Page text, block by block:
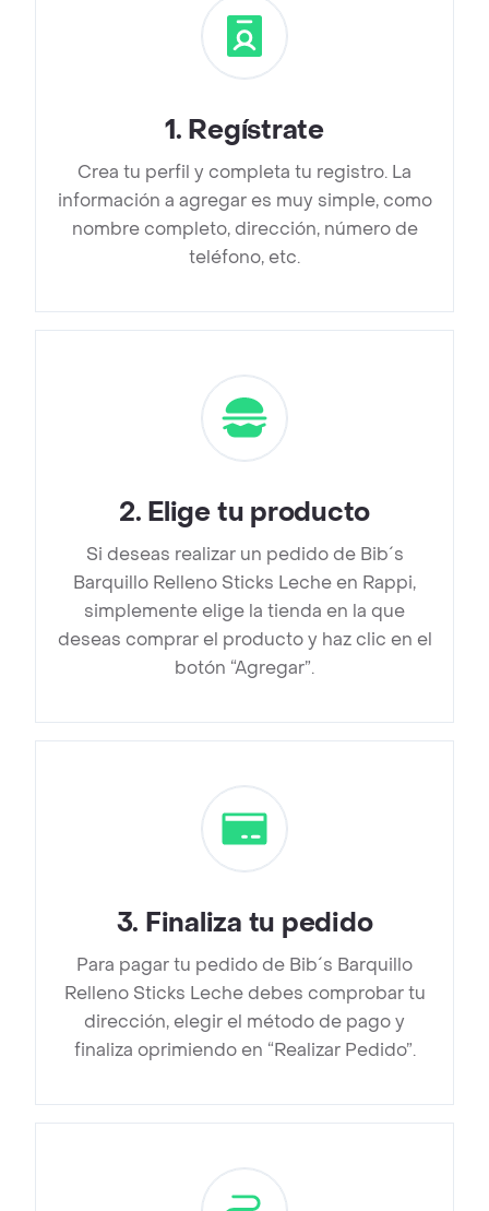
1. Regístrate
Crea tu perfil y completa tu registro. La
información a agregar es muy simple, como
nombre completo, dirección, número de
teléfono, etc.
2. Elige tu producto
Si deseas realizar un pedido de Bib´s
Barquillo Relleno Sticks Leche en Rappi,
simplemente elige la tienda en la que
deseas comprar el producto y haz clic en el
botón “Agregar”.
3. Finaliza tu pedido
Para pagar tu pedido de Bib´s Barquillo
Relleno Sticks Leche debes comprobar tu
dirección, elegir el método de pago y
finaliza oprimiendo en “Realizar Pedido”.